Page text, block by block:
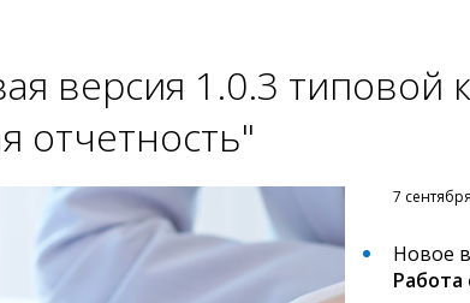
версия 1.0.3 типовой
отчетность"
7
Новое
Работа